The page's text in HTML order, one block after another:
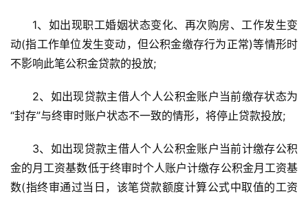
1、如出现职工婚姻状态变化、再次购房、工作发生变
动(指工作单位发生变动，但公积金缴存行为正常)等情形时
不影响此笔公积金贷款的投放;
2、如出现贷款主借人个人公积金账户当前缴存状态为
“封存”与终审时账户状态不一致的情形，将停止贷款投放;
3、如出现贷款主借人个人公积金账户当前计缴存公积
金的月工资基数低于终审时个人账户计缴存公积金月工资基
数(指终审通过当日，该笔贷款额度计算公式中取值的工资